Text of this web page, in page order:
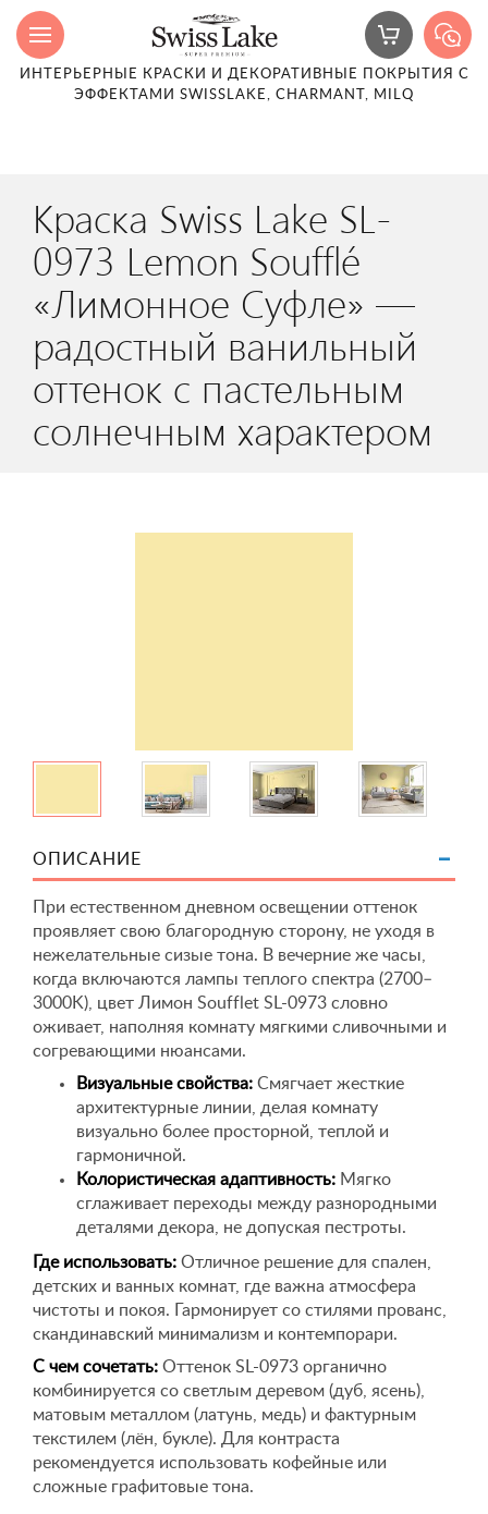
ИНТЕРЬЕРНЫЕ КРАСКИ И ДЕКОРАТИВНЫЕ ПОКРЫТИЯ С
ЭФФЕКТАМИ SWISSLAKE, CHARMANT, MILQ
Краска Swiss Lake SL-
0973 Lemon Soufflé
«Лимонное Суфле» —
радостный ванильный
оттенок с пастельным
солнечным характером
ОПИСАНИЕ
При естественном дневном освещении оттенок
проявляет свою благородную сторону, не уходя в
нежелательные сизые тона. В вечерние же часы,
когда включаются лампы теплого спектра (2700–
3000K), цвет Лимон Soufflet SL-0973 словно
оживает, наполняя комнату мягкими сливочными и
согревающими нюансами.
Визуальные свойства: Смягчает жесткие
архитектурные линии, делая комнату
визуально более просторной, теплой и
гармоничной.
Колористическая адаптивность: Мягко
сглаживает переходы между разнородными
деталями декора, не допуская пестроты.
Где использовать: Отличное решение для спален,
детских и ванных комнат, где важна атмосфера
чистоты и покоя. Гармонирует со стилями прованс,
скандинавский минимализм и контемпорари.
С чем сочетать: Оттенок SL-0973 органично
комбинируется со светлым деревом (дуб, ясень),
матовым металлом (латунь, медь) и фактурным
текстилем (лён, букле). Для контраста
рекомендуется использовать кофейные или
сложные графитовые тона.